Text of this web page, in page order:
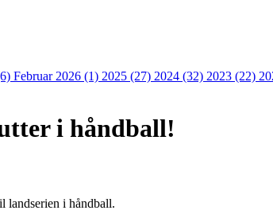
Februar 2026 (1) 2025 (27) 2024 (32) 2023 (22)
i håndball!
landserien i håndball.